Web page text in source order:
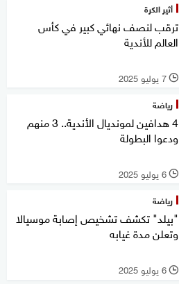
أثير الكرة
ترقب لنصف نهائي كبير في كأس
العالم للأندية
l 7 يوليو 2025
رياضة
4 هدافين لمونديال الأندية.. 3 منهم
ودعوا البطولة
l 6 يوليو 2025
رياضة
"بيلد" تكشف تشخيص إصابة موسيالا
وتعلن مدة غيابه
l 6 يوليو 2025